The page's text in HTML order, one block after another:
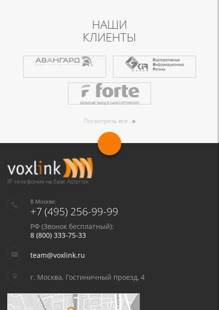
НАШИ
КЛИЕНТЫ
Посмотреть все
IP-телефония на базе Asterisk
В Москве:
+7 (495) 256-99-99
РФ (Звонок бесплатный):
8 (800) 333-75-33
team@voxlink.ru
г. Москва, Гостиничный проезд, 4